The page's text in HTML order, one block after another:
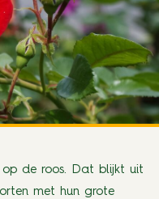
op de roos. Dat blijkt uit
met hun grote